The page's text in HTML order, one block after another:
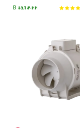
В наличии